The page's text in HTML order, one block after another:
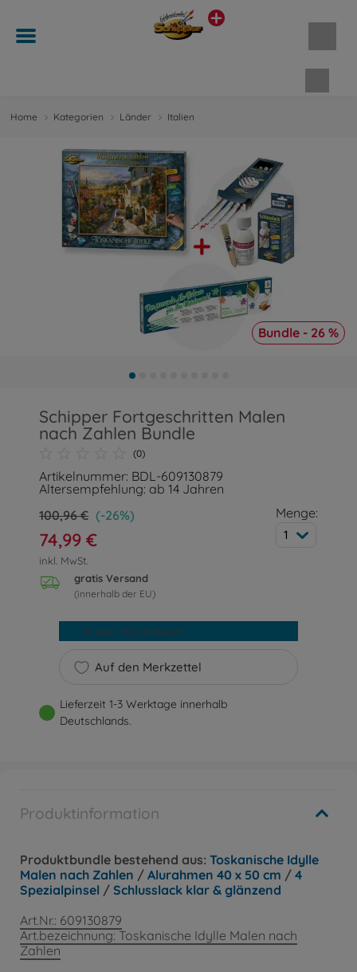
Home Kategorien Länder Italien
Bundle - 26 %
Schipper Fortgeschritten Malen
nach Zahlen Bundle
(0)
Artikelnummer: BDL-609130879
Altersempfehlung: ab 14 Jahren
100,96 € (-26%)
74,99 €
inkl. MwSt.
gratis Versand
(innerhalb der EU)
Menge:
1
Auf den Merkzettel
In den Warenkorb
Lieferzeit 1-3 Werktage innerhalb
Deutschlands.
Produktinformation
Produktbundle bestehend aus: Toskanische Idylle
Malen nach Zahlen / Alurahmen 40 x 50 cm / 4
Spezialpinsel / Schlusslack klar & glänzend
Art.Nr.: 609130879
Art.bezeichnung: Toskanische Idylle Malen nach
Zahlen